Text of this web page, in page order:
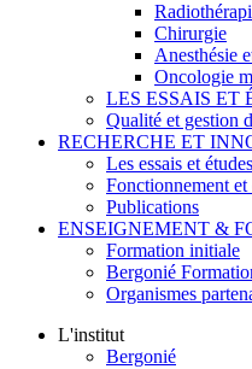
Chirurgie
Anesthésie
Oncologie
LES ESSAIS ET
Qualité et gestion
RECHERCHE ET
Les essais et
Fonctionnement et
Publications
ENSEIGNEMENT &
Formation initiale
Bergonié
Organismes
L'institut
Bergonié